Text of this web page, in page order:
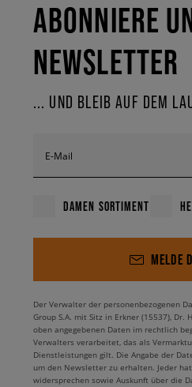
ABONNIERE
NEWSLETTER
... UND BLEIB AUF DEM
E-Mail
DAMEN SORTIMENT
MELDE
Der Verwalter der personenbezogenen
Group S.A. mit Sitz in Erkner (15537), Dr.
oben angegebenen Daten im rechtlich
Verwalters verarbeitet, das als
Dienstleistungen gilt. Die Angabe der
um den Newsletter zu erhalten. Jeder
widersprechen sowie Auskunft über die